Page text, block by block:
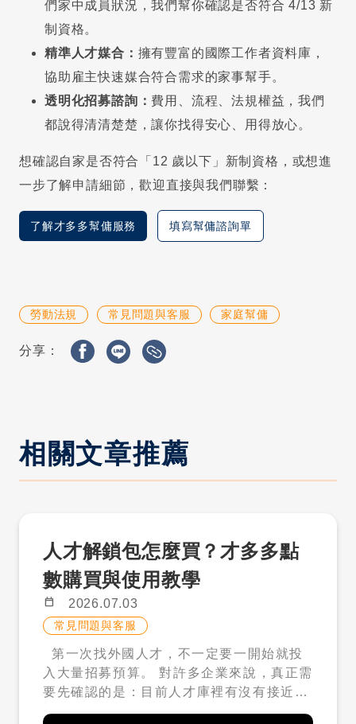
們家中成員狀況，我們幫你確認是否符合 4/13 新
制資格。
精準人才媒合： 擁有豐富的國際工作者資料庫，
協助雇主快速媒合符合需求的家事幫手。
透明化招募諮詢： 費用、流程、法規權益，我們
都說得清清楚楚，讓你找得安心、用得放心。
想確認自家是否符合「12 歲以下」新制資格，或想進
一步了解申請細節，歡迎直接與我們聯繫：
了解才多多幫傭服務 填寫幫傭諮詢單
勞動法規 常見問題與客服 家庭幫傭
分享：
相關文章推薦
人才解鎖包怎麼買？才多多點
數購買與使用教學
calendar_today 2026.07.03
常見問題與客服
第一次找外國人才，不一定要一開始就投
入大量招募預算。 對許多企業來說，真正需
要先確認的是：目前人才庫裡有沒有接近需
求的人才？履歷條件是否符合職缺？如果看